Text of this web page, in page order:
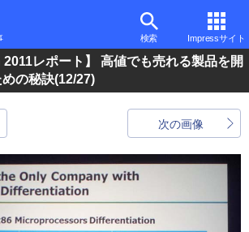
検索 Impressサイト
2011レポート】 高値でも売れる製品を開
の秘訣(12/27)
次の画像